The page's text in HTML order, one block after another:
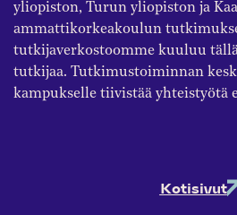
yliopiston, Turun yliopiston ja
ammattikorkeakoulun
tutkijaverkostoomme kuuluu
tutkijaa. Tutkimustoiminnan
kampukselle tiivistää yhteistyötä
Kotisivut